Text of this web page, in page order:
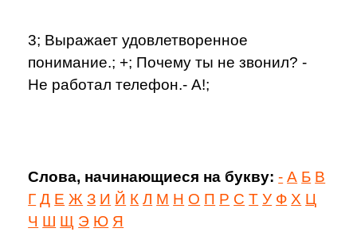
3; Выражает удовлетворенное
понимание.; +; Почему ты не звонил? -
Не работал телефон.- А!;
Слова, начинающиеся на букву: - А Б В
Г Д Е Ж З И Й К Л М Н О П Р С Т У Ф Х Ц
Ч Ш Щ Э Ю Я